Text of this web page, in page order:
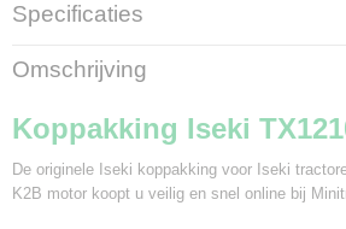
Specificaties
Bruto gewicht
0,09 Kg
Omschrijving
Koppakking Iseki
De originele Iseki koppakking voor Iseki
K2B motor koopt u veilig en snel online bij